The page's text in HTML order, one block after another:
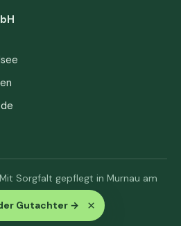
Gutachter → ×
Sorgfalt gepflegt in Murnau am
AGB